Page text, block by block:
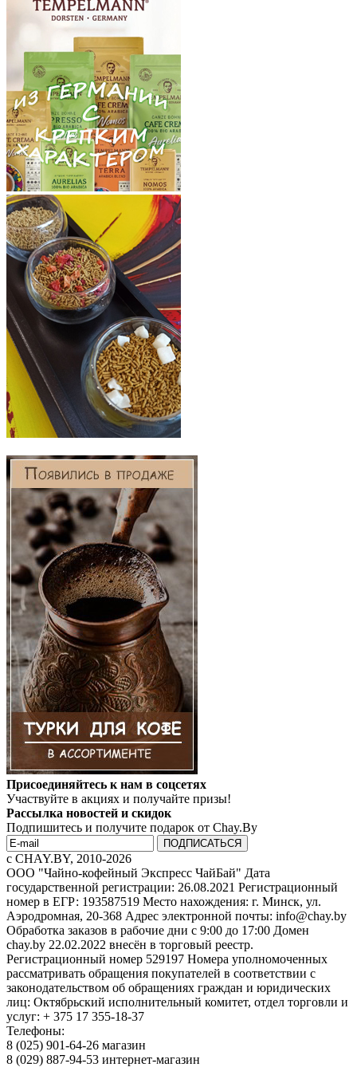
Присоединяйтесь к нам в соцсетях
Участвуйте в акциях и получайте призы!
Рассылка новостей и скидок
Подпишитесь и получите подарок от Chay.By
c CHAY.BY, 2010-2026
ООО "Чайно-кофейный Экспресс ЧайБай" Дата
государственной регистрации: 26.08.2021 Регистрационный
номер в ЕГР: 193587519 Место нахождения: г. Минск, ул.
Аэродромная, 20-368 Адрес электронной почты: info@chay.by
Обработка заказов в рабочие дни с 9:00 до 17:00 Домен
chay.by 22.02.2022 внесён в торговый реестр.
Регистрационный номер 529197 Номера уполномоченных
рассматривать обращения покупателей в соответствии с
законодательством об обращениях граждан и юридических
лиц: Октябрьский исполнительный комитет, отдел торговли и
услуг: + 375 17 355-18-37
Телефоны:
8 (025) 901-64-26 магазин
8 (029) 887-94-53 интернет-магазин